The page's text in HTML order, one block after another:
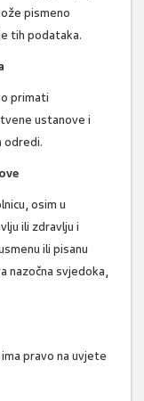
pismeno
tih podataka.
primati
ustanove i
odredi.
osim u
ili zdravlju i
ili pisanu
nazočna svjedoka,
pravo na uvjete